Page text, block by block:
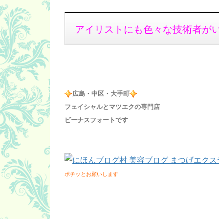
アイリストにも色々な技術者が
広島・中区・大手町
フェイシャルとマツエクの専門店
ビーナスフォートです
ポチッとお願いします